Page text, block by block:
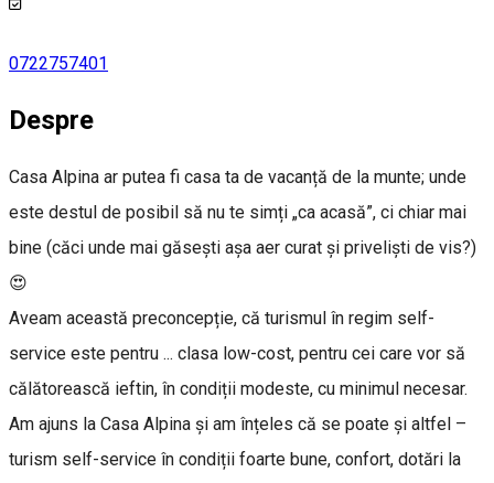
0722757401
Despre
Casa Alpina ar putea fi casa ta de vacanță de la munte; unde
este destul de posibil să nu te simți „ca acasă”, ci chiar mai
bine (căci unde mai găsești așa aer curat și priveliști de vis?)
😍
Aveam această preconcepție, că turismul în regim self-
service este pentru ... clasa low-cost, pentru cei care vor să
călătorească ieftin, în condiții modeste, cu minimul necesar.
Am ajuns la Casa Alpina și am înțeles că se poate și altfel –
turism self-service în condiții foarte bune, confort, dotări la